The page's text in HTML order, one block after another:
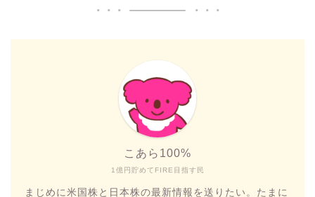
1億円貯めてFIRE目指す民
こあら100%
まじめに米国株と日本株の最新情報を送りたい。たまに